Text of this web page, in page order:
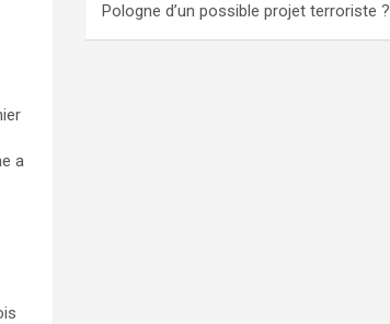
a
Pologne d’un possible projet terroriste ?